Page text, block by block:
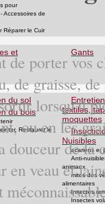
pour
Accessoires de
Réparer le Cuir
et
Gants
du sol
du bois
Restaurer le
textiles,
moquettes
Nuisibles
acariens et
Anti-
animaux
mites des
alimentaires
Insectes
Insectes
de porter vos
de graisse,
lorsqu'il
ou en les
de la
en veau et